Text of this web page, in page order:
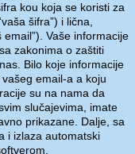
kou koja se koristi za
šifra”) i lična,
Vaše informacije
zakonima o zaštiti
Bilo koje informacije
email-a a koju
su na nama da
slučajevima, imate
prikazane. Dalje, sa
i izlaza automatski